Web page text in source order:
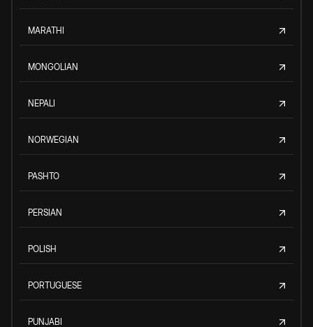
MARATHI
MONGOLIAN
NEPALI
NORWEGIAN
PASHTO
PERSIAN
POLISH
PORTUGUESE
PUNJABI